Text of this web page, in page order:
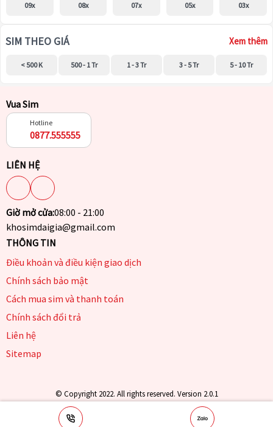
09x 08x 07x 05x 03x
SIM THEO GIÁ Xem thêm
< 500 K 500 - 1 Tr 1 - 3 Tr 3 - 5 Tr 5 - 10 Tr
Vua Sim
Hotline
0877.555555
LIÊN HỆ
Giờ mở cửa:08:00 - 21:00
khosimdaigia@gmail.com
THÔNG TIN
Điều khoản và điều kiện giao dịch
Chính sách bảo mật
Cách mua sim và thanh toán
Chính sách đổi trả
Liên hệ
Sitemap
© Copyright 2022. All rights reserved. Version 2.0.1